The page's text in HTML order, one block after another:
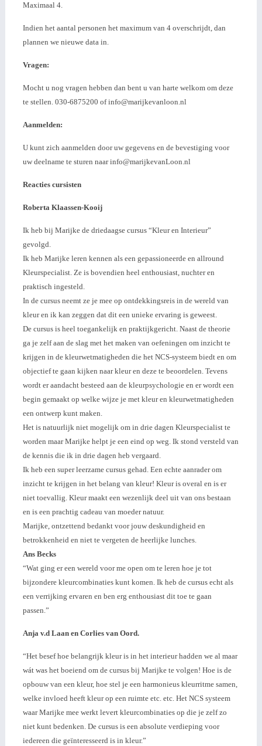
Maximaal 4.
Indien het aantal personen het maximum van 4 overschrijdt, dan
plannen we nieuwe data in.
Vragen:
Mocht u nog vragen hebben dan bent u van harte welkom om deze
te stellen. 030-6875200 of info@marijkevanloon.nl
Aanmelden:
U kunt zich aanmelden door uw gegevens en de bevestiging voor
uw deelname te sturen naar info@marijkevanLoon.nl
Reacties cursisten
Roberta Klaassen-Kooij
Ik heb bij Marijke de driedaagse cursus “Kleur en Interieur”
gevolgd.
Ik heb Marijke leren kennen als een gepassioneerde en allround
Kleurspecialist. Ze is bovendien heel enthousiast, nuchter en
praktisch ingesteld.
In de cursus neemt ze je mee op ontdekkingsreis in de wereld van
kleur en ik kan zeggen dat dit een unieke ervaring is geweest.
De cursus is heel toegankelijk en praktijkgericht. Naast de theorie
ga je zelf aan de slag met het maken van oefeningen om inzicht te
krijgen in de kleurwetmatigheden die het NCS-systeem biedt en om
objectief te gaan kijken naar kleur en deze te beoordelen. Tevens
wordt er aandacht besteed aan de kleurpsychologie en er wordt een
begin gemaakt op welke wijze je met kleur en kleurwetmatigheden
een ontwerp kunt maken.
Het is natuurlijk niet mogelijk om in drie dagen Kleurspecialist te
worden maar Marijke helpt je een eind op weg. Ik stond versteld van
de kennis die ik in drie dagen heb vergaard.
Ik heb een super leerzame cursus gehad. Een echte aanrader om
inzicht te krijgen in het belang van kleur! Kleur is overal en is er
niet toevallig. Kleur maakt een wezenlijk deel uit van ons bestaan
en is een prachtig cadeau van moeder natuur.
Marijke, ontzettend bedankt voor jouw deskundigheid en
betrokkenheid en niet te vergeten de heerlijke lunches.
Ans Becks
“Wat ging er een wereld voor me open om te leren hoe je tot
bijzondere kleurcombinaties kunt komen. Ik heb de cursus echt als
een verrijking ervaren en ben erg enthousiast dit toe te gaan
passen.”
Anja v.d Laan en Corlies van Oord.
“Het besef hoe belangrijk kleur is in het interieur hadden we al maar
wát was het boeiend om de cursus bij Marijke te volgen! Hoe is de
opbouw van een kleur, hoe stel je een harmonieus kleurritme samen,
welke invloed heeft kleur op een ruimte etc. etc. Het NCS systeem
waar Marijke mee werkt levert kleurcombinaties op die je zelf zo
niet kunt bedenken. De cursus is een absolute verdieping voor
iedereen die geïnteresseerd is in kleur.”